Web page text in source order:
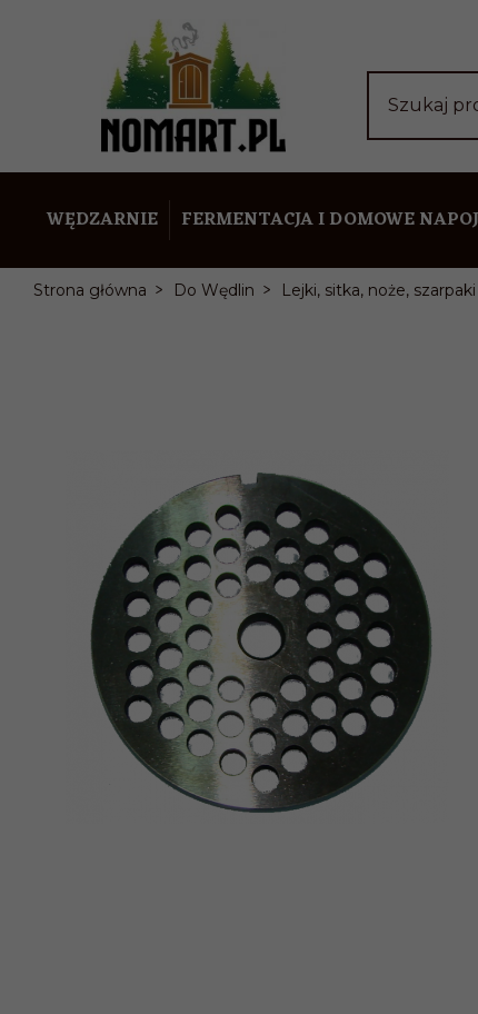
Szukaj
WĘDZARNIE FERMENTACJA I DOMOWE
Strona główna Do Wędlin Lejki, sitka, noże, szarpaki